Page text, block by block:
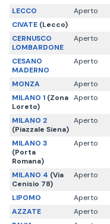
LECCO Aperto
CIVATE (Lecco)
CERNUSCO
LOMBARDONE
Aperto
CESANO
MADERNO
Aperto
MONZA Aperto
MILANO 1 (Zona
Loreto)
Aperto
MILANO 2
(Piazzale Siena)
Aperto
MILANO 3
(Porta
Romana)
Aperto
MILANO 4 (Via
Cenisio 78)
Aperto
LIPOMO Aperto
AZZATE
Aperto